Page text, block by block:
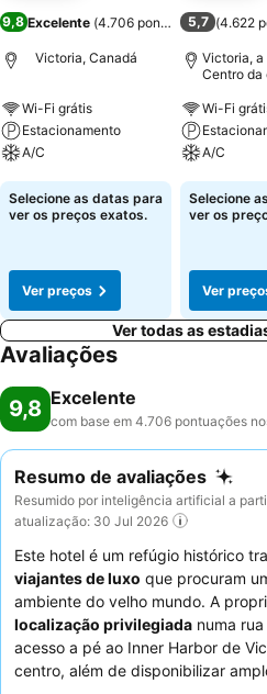
9,8Excelente (4.706 pontuações )
Victoria, Canadá
Wi-Fi grátis
Estacionamento
A/C
Ver preços
Selecione as datas para
ver os preços exatos.
Ver preços
5,7 (4.622
Victoria,
Centro da
Wi-Fi
A/C
Ver preços
Selecione
ver os
Ver
Ver todas as
Avaliações
9,8 Excelente
com base em 4.706 pontuações
Resumo de avaliações
Resumido por inteligência artificial a
atualização: 30 Jul 2026
Este hotel é um refúgio histórico
viajantes de luxo que procuram
ambiente do velho mundo. A
localização privilegiada numa
acesso a pé ao Inner Harbor de
centro, além de disponibilizar